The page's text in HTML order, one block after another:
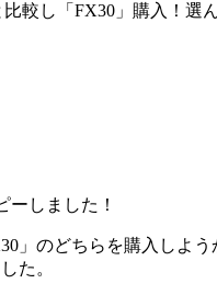
比較し「FX30」購入！選
ーしました！
」のどちらを購入しよ
た。